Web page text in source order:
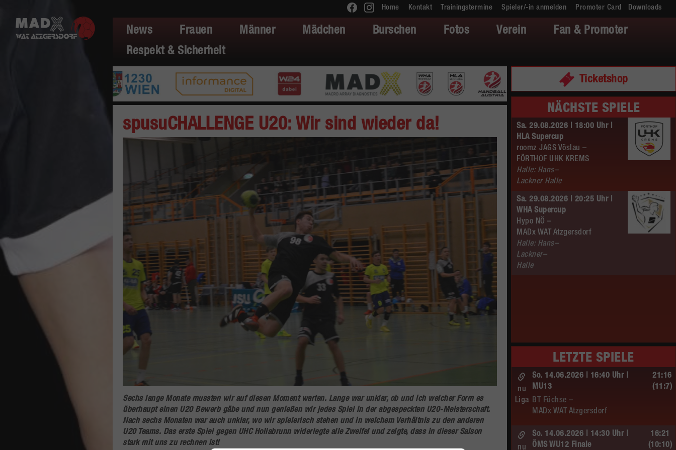
Home Kontakt Trainingstermine Spieler/-in anmelden Promoter Card Downloads
News Frauen Männer Mädchen Burschen Fotos Verein
Fan & Promoter
Respekt & Sicherheit
spusuCHALLENGE U20: Wir sind wieder da!
Sechs lange Monate mussten wir auf diesen Moment warten. Lange war unklar, ob und ich welcher Form es
überhaupt einen U20 Bewerb gäbe und nun genießen wir jedes Spiel in der abgespeckten U20-Meisterschaft.
Nach sechs Monaten war auch unklar, wo wir spielerisch stehen und in welchem Verhältnis zu den anderen
U20 Teams. Das erste Spiel gegen UHC Hollabrunn widerlegte alle Zweifel und zeigte, dass in dieser Saison
stark mit uns zu rechnen ist!
Ticketshop
NÄCHSTE SPIELE
Sa. 29.08.2026 | 18:00 Uhr |
HLA Supercup
roomz JAGS Vöslau –
FÖRTHOF UHK KREMS
Halle: Hans–
Lackner Halle
Sa. 29.08.2026 | 20:25 Uhr |
WHA Supercup
Hypo NÖ –
MADx WAT Atzgersdorf
Halle: Hans–
Lackner–
Halle
LETZTE SPIELE
So. 14.06.2026 | 16:40 Uhr |
MU13
BT Füchse –
MADx WAT Atzgersdorf
nu
Liga
21:16
(11:7)
So. 14.06.2026 | 14:30 Uhr |
ÖMS WU12 Finale
nu
16:21
(10:10)